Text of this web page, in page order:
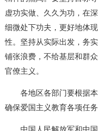
虚功实做、久久为功，在
细微处下功夫，更好地体
性。坚持从实际出发，务
铺张浪费，不给基层和群
官僚主义。
各地区各部门要根据
确保爱国主义教育各项任务
中国人民解放军和中